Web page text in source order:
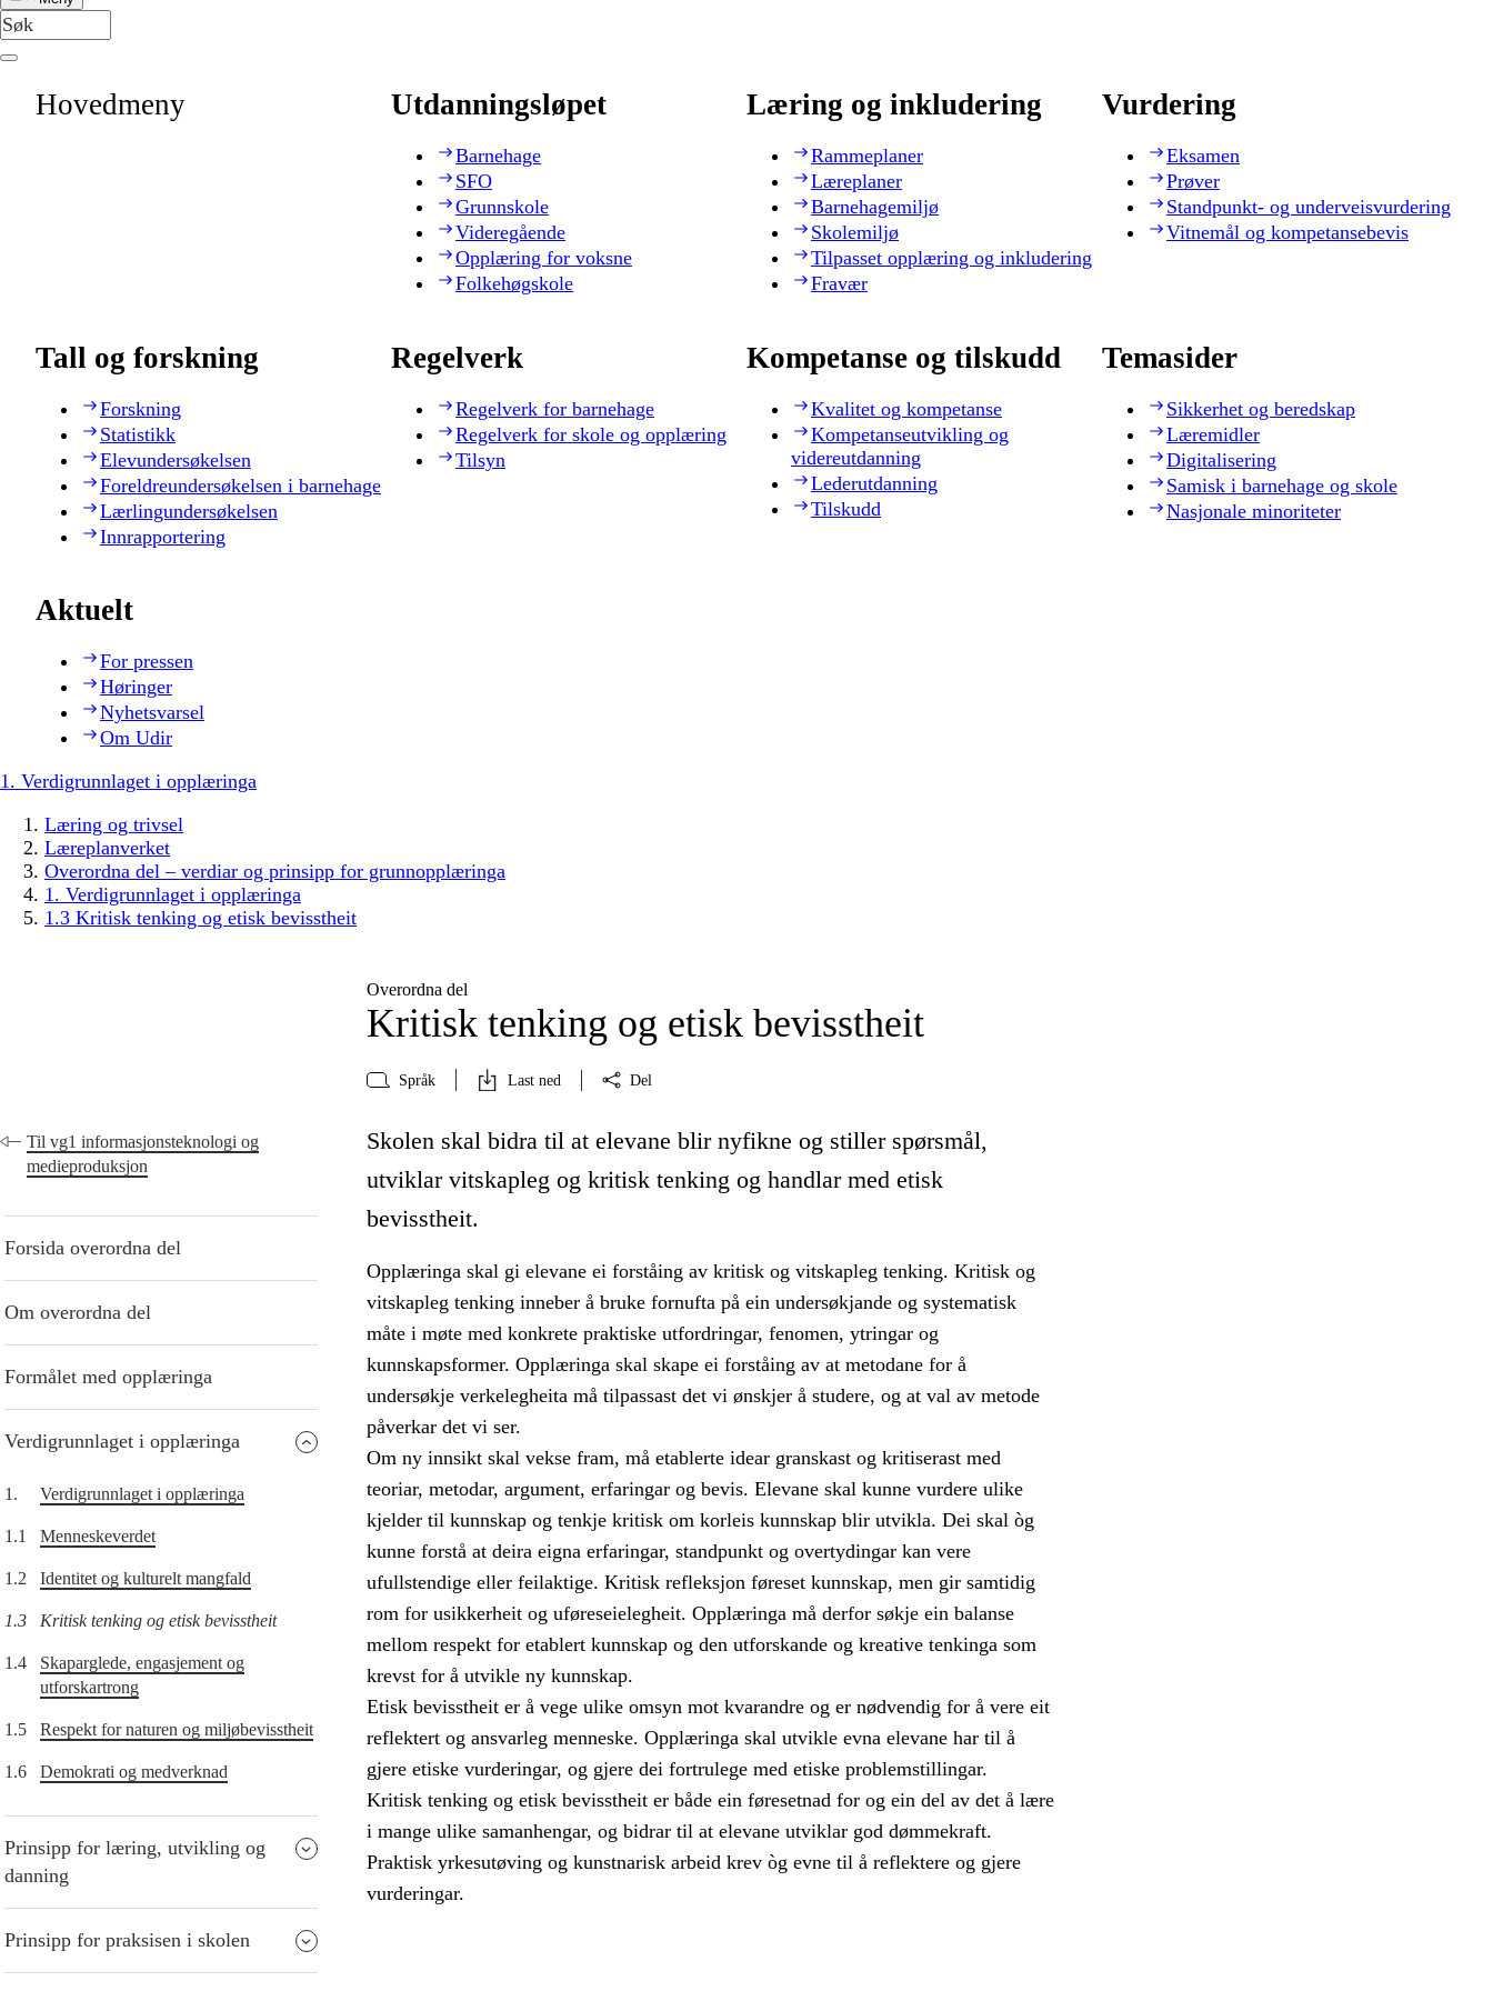
Hovedmeny Utdanningsløpet
Barnehage
SFO
Grunnskole
Videregående
Opplæring for voksne
Folkehøgskole
Læring og inkludering
Rammeplaner
Læreplaner
Barnehagemiljø
Skolemiljø
Tilpasset opplæring og inkludering
Fravær
Vurdering
Eksamen
Prøver
Standpunkt- og underveisvurdering
Vitnemål og kompetansebevis
Tall og forskning
Forskning
Statistikk
Elevundersøkelsen
Foreldreundersøkelsen i barnehage
Lærlingundersøkelsen
Innrapportering
Regelverk
Regelverk for barnehage
Regelverk for skole og opplæring
Tilsyn
Kompetanse og tilskudd
Kvalitet og kompetanse
Kompetanseutvikling og
videreutdanning
Lederutdanning
Tilskudd
Temasider
Sikkerhet og beredskap
Læremidler
Digitalisering
Samisk i barnehage og skole
Nasjonale minoriteter
Aktuelt
For pressen
Høringer
Nyhetsvarsel
Om Udir
1. Verdigrunnlaget i opplæringa
Læring og trivsel
Læreplanverket
Overordna del – verdiar og prinsipp for grunnopplæringa
1. Verdigrunnlaget i opplæringa
1.3 Kritisk tenking og etisk bevisstheit
Overordna del
Kritisk tenking og etisk bevisstheit
Språk Last ned Del
Til vg1 informasjonsteknologi og
medieproduksjon
Forsida overordna del
Om overordna del
Formålet med opplæringa
Verdigrunnlaget i opplæringa
1. Verdigrunnlaget i opplæringa
1.1 Menneskeverdet
1.2 Identitet og kulturelt mangfald
1.3 Kritisk tenking og etisk bevisstheit
1.4
Skaparglede, engasjement og
utforskartrong
1.5 Respekt for naturen og miljøbevisstheit
1.6 Demokrati og medverknad
Prinsipp for læring, utvikling og
danning
Prinsipp for praksisen i skolen
Skolen skal bidra til at elevane blir nyfikne og stiller spørsmål,
utviklar vitskapleg og kritisk tenking og handlar med etisk
bevisstheit.
Opplæringa skal gi elevane ei forståing av kritisk og vitskapleg tenking. Kritisk og
vitskapleg tenking inneber å bruke fornufta på ein undersøkjande og systematisk
måte i møte med konkrete praktiske utfordringar, fenomen, ytringar og
kunnskapsformer. Opplæringa skal skape ei forståing av at metodane for å
undersøkje verkelegheita må tilpassast det vi ønskjer å studere, og at val av metode
påverkar det vi ser.
Om ny innsikt skal vekse fram, må etablerte idear granskast og kritiserast med
teoriar, metodar, argument, erfaringar og bevis. Elevane skal kunne vurdere ulike
kjelder til kunnskap og tenkje kritisk om korleis kunnskap blir utvikla. Dei skal òg
kunne forstå at deira eigna erfaringar, standpunkt og overtydingar kan vere
ufullstendige eller feilaktige. Kritisk refleksjon føreset kunnskap, men gir samtidig
rom for usikkerheit og uføreseielegheit. Opplæringa må derfor søkje ein balanse
mellom respekt for etablert kunnskap og den utforskande og kreative tenkinga som
krevst for å utvikle ny kunnskap.
Etisk bevisstheit er å vege ulike omsyn mot kvarandre og er nødvendig for å vere eit
reflektert og ansvarleg menneske. Opplæringa skal utvikle evna elevane har til å
gjere etiske vurderingar, og gjere dei fortrulege med etiske problemstillingar.
Kritisk tenking og etisk bevisstheit er både ein føresetnad for og ein del av det å lære
i mange ulike samanhengar, og bidrar til at elevane utviklar god dømmekraft.
Praktisk yrkesutøving og kunstnarisk arbeid krev òg evne til å reflektere og gjere
vurderingar.